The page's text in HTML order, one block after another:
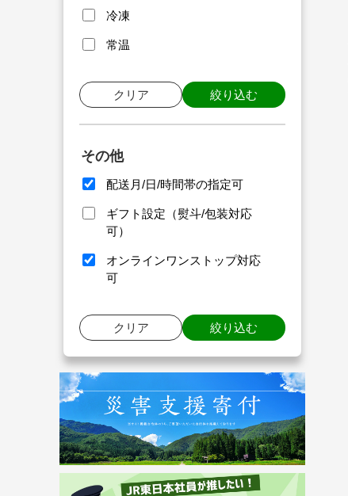
冷凍
常温
クリア 絞り込む
その他
配送月/日/時間帯の指定可
ギフト設定（熨斗/包装対応
可）
オンラインワンストップ対応
可
クリア 絞り込む